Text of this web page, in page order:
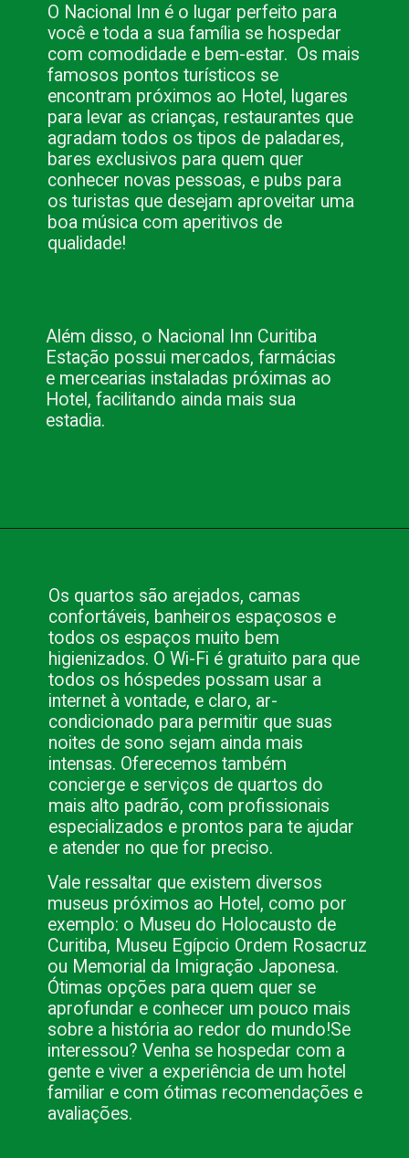
O Nacional Inn é o lugar perfeito para
você e toda a sua família se hospedar
com comodidade e bem-estar.  Os mais
famosos pontos turísticos se
encontram próximos ao Hotel, lugares
para levar as crianças, restaurantes que
agradam todos os tipos de paladares,
bares exclusivos para quem quer
conhecer novas pessoas, e pubs para
os turistas que desejam aproveitar uma
boa música com aperitivos de
qualidade!
Além disso, o Nacional Inn Curitiba
Estação possui mercados, farmácias
e mercearias instaladas próximas ao
Hotel, facilitando ainda mais sua
estadia.
Os quartos são arejados, camas
confortáveis, banheiros espaçosos e
todos os espaços muito bem
higienizados. O Wi-Fi é gratuito para que
todos os hóspedes possam usar a
internet à vontade, e claro, ar-
condicionado para permitir que suas
noites de sono sejam ainda mais
intensas. Oferecemos também
concierge e serviços de quartos do
mais alto padrão, com profissionais
especializados e prontos para te ajudar
e atender no que for preciso.
Vale ressaltar que existem diversos
museus próximos ao Hotel, como por
exemplo: o Museu do Holocausto de
Curitiba, Museu Egípcio Ordem Rosacruz
ou Memorial da Imigração Japonesa.
Ótimas opções para quem quer se
aprofundar e conhecer um pouco mais
sobre a história ao redor do mundo!Se
interessou? Venha se hospedar com a
gente e viver a experiência de um hotel
familiar e com ótimas recomendações e
avaliações.